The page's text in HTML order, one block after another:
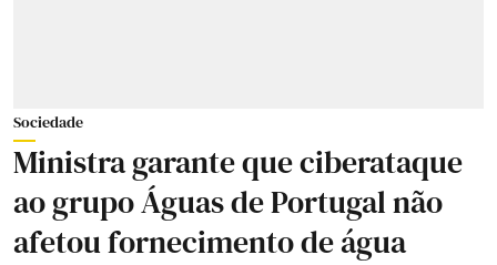
Sociedade
Ministra garante que ciberataque
ao grupo Águas de Portugal não
afetou fornecimento de água